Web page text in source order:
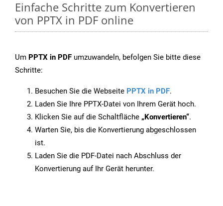
Einfache Schritte zum Konvertieren
von PPTX in PDF online
Um PPTX in PDF umzuwandeln, befolgen Sie bitte diese
Schritte:
Besuchen Sie die Webseite PPTX in PDF.
Laden Sie Ihre PPTX-Datei von Ihrem Gerät hoch.
Klicken Sie auf die Schaltfläche „Konvertieren“.
Warten Sie, bis die Konvertierung abgeschlossen
ist.
Laden Sie die PDF-Datei nach Abschluss der
Konvertierung auf Ihr Gerät herunter.